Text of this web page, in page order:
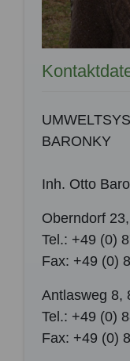
BARONKY
Inh. Otto
Oberndorf
Tel.: +49 (0)
Fax: +49 (0)
Antlasweg 8,
Tel.: +49 (0)
Fax: +49 (0)